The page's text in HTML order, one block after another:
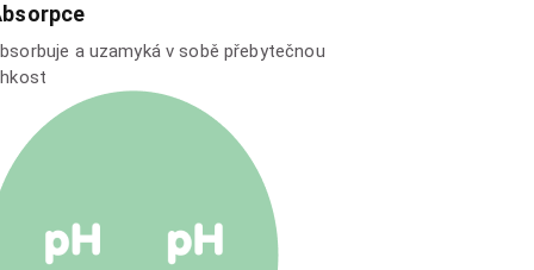
a uzamyká v sobě přebytečnou